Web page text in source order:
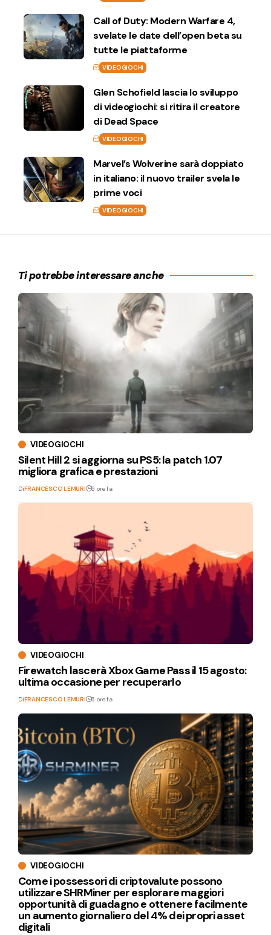
Call of Duty: Modern Warfare 4,
svelate le date dell’open beta su
tutte le piattaforme
VIDEOGIOCHI
Glen Schofield lascia lo sviluppo
di videogiochi: si ritira il creatore
di Dead Space
VIDEOGIOCHI
Marvel’s Wolverine sarà doppiato
in italiano: il nuovo trailer svela le
prime voci
VIDEOGIOCHI
Ti potrebbe interessare anche
VIDEOGIOCHI
Silent Hill 2 si aggiorna su PS5: la patch 1.07
migliora grafica e prestazioni
DiFRANCESCO LEMURI 6 ore fa
VIDEOGIOCHI
Firewatch lascerà Xbox Game Pass il 15 agosto:
ultima occasione per recuperarlo
DiFRANCESCO LEMURI 6 ore fa
VIDEOGIOCHI
Come i possessori di criptovalute possono
utilizzare SHRMiner per esplorare maggiori
opportunità di guadagno e ottenere facilmente
un aumento giornaliero del 4% dei propri asset
digitali